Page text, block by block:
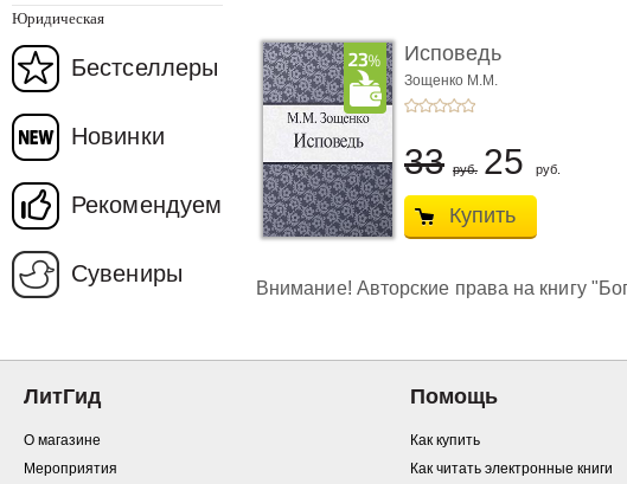
Юридическая
Бестселлеры
Новинки
Рекомендуем
Сувениры
Исповедь
Зощенко М.М.
33 руб. 25 руб.
Купить
Внимание! Авторские права на книгу
ЛитГид
О магазине
Мероприятия
Помощь
Как купить
Как читать электронные книги